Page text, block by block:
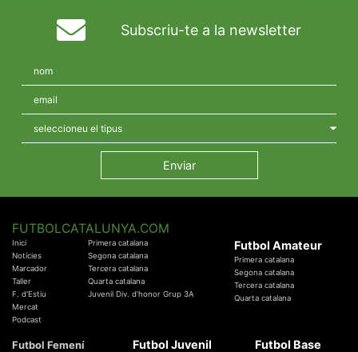
Subscriu-te a la newsletter
FUTBOLCATALUNYA.COM
Inici
Notícies
Marcador
Taller
F. d'Estiu
Mercat
Podcast
Primera catalana
Segona catalana
Tercera catalana
Quarta catalana
Juvenil Div. d'honor Grup 3A
Futbol Amateur
Primera catalana
Segona catalana
Tercera catalana
Quarta catalana
Futbol Femení Futbol Juvenil Futbol Base